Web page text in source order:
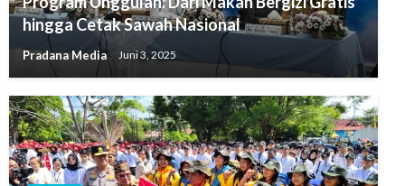
hingga Cetak Sawah Nasional
Pradana Media Juni 3, 2025